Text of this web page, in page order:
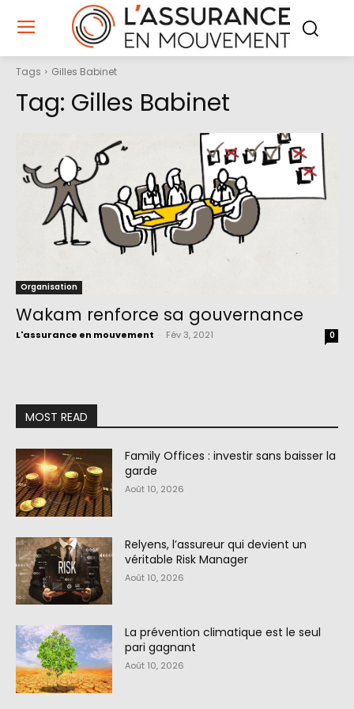
Tags Gilles Babinet
Tag: Gilles Babinet
Organisation
Wakam renforce sa gouvernance
L'assurance en mouvement Fév 3, 2021 0
MOST READ
Family Offices : investir sans baisser la
garde
Août 10, 2026
Relyens, l’assureur qui devient un
véritable Risk Manager
Août 10, 2026
La prévention climatique est le seul
pari gagnant
Août 10, 2026